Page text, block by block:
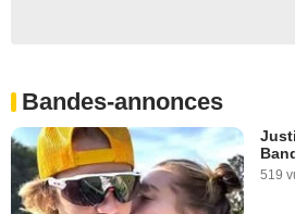
Bandes-annonces
519